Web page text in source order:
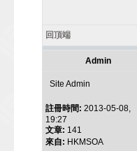
回頂端
Admin
Site Admin
註冊時間: 2013-05-08,
19:27
文章: 141
來自: HKMSOA